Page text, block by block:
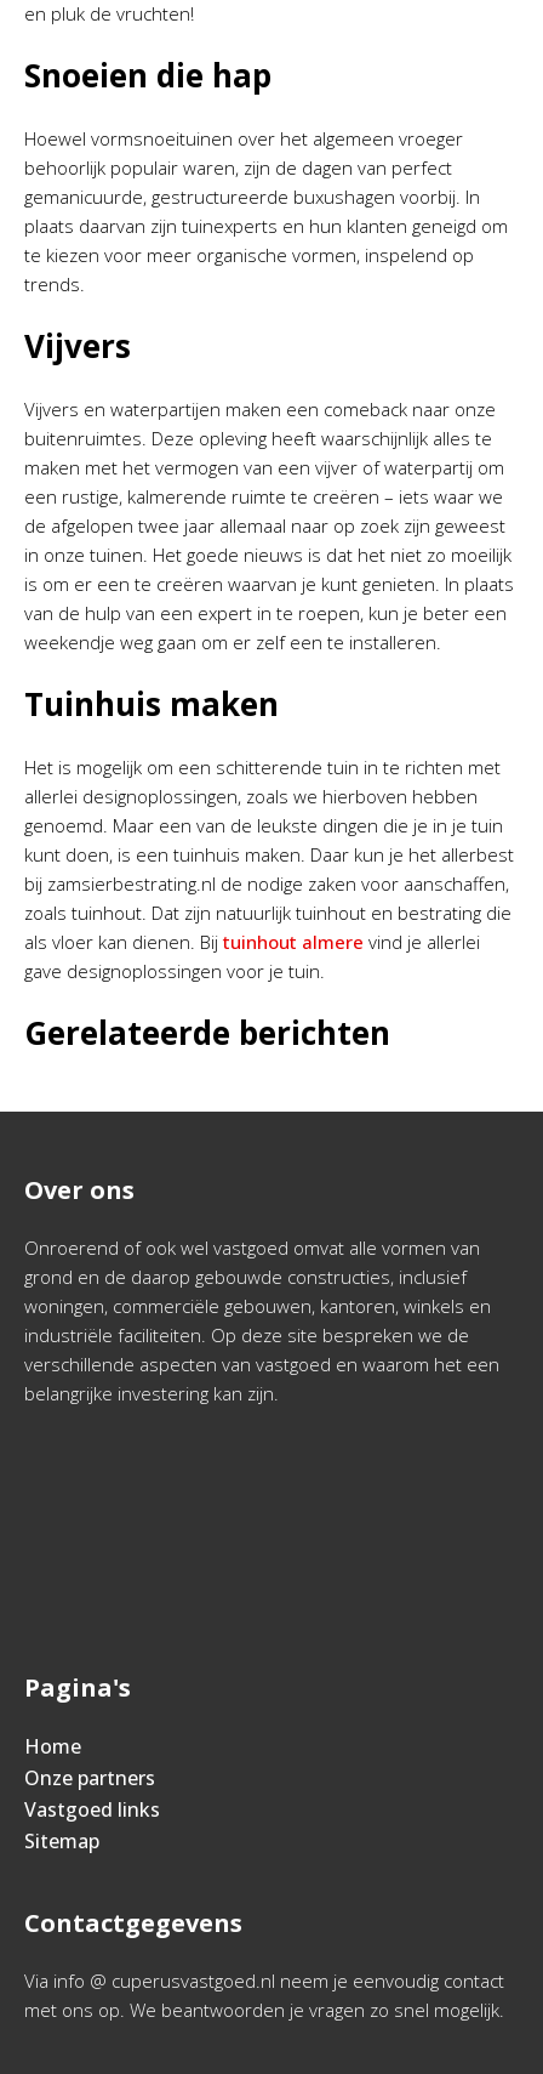
en pluk de vruchten!
Snoeien die hap
Hoewel vormsnoeituinen over het algemeen vroeger
behoorlijk populair waren, zijn de dagen van perfect
gemanicuurde, gestructureerde buxushagen voorbij. In
plaats daarvan zijn tuinexperts en hun klanten geneigd om
te kiezen voor meer organische vormen, inspelend op
trends.
Vijvers
Vijvers en waterpartijen maken een comeback naar onze
buitenruimtes. Deze opleving heeft waarschijnlijk alles te
maken met het vermogen van een vijver of waterpartij om
een rustige, kalmerende ruimte te creëren – iets waar we
de afgelopen twee jaar allemaal naar op zoek zijn geweest
in onze tuinen. Het goede nieuws is dat het niet zo moeilijk
is om er een te creëren waarvan je kunt genieten. In plaats
van de hulp van een expert in te roepen, kun je beter een
weekendje weg gaan om er zelf een te installeren.
Tuinhuis maken
Het is mogelijk om een schitterende tuin in te richten met
allerlei designoplossingen, zoals we hierboven hebben
genoemd. Maar een van de leukste dingen die je in je tuin
kunt doen, is een tuinhuis maken. Daar kun je het allerbest
bij zamsierbestrating.nl de nodige zaken voor aanschaffen,
zoals tuinhout. Dat zijn natuurlijk tuinhout en bestrating die
als vloer kan dienen. Bij tuinhout almere vind je allerlei
gave designoplossingen voor je tuin.
Gerelateerde berichten
Over ons
Onroerend of ook wel vastgoed omvat alle vormen van
grond en de daarop gebouwde constructies, inclusief
woningen, commerciële gebouwen, kantoren, winkels en
industriële faciliteiten. Op deze site bespreken we de
verschillende aspecten van vastgoed en waarom het een
belangrijke investering kan zijn.
Pagina's
Home
Onze partners
Vastgoed links
Sitemap
Contactgegevens
Via info @ cuperusvastgoed.nl neem je eenvoudig contact
met ons op. We beantwoorden je vragen zo snel mogelijk.